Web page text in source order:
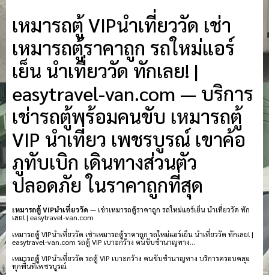
เหมารถตู้ VIPนำเที่ยววัด เช่า
เหมารถตู้ราคาถูก รถใหม่แอร์
เย็น นำเที่ยววัด ทักเลย! |
easytravel-van.com — บริการ
เช่ารถตู้พร้อมคนขับ เหมารถตู้
VIP นำเที่ยว เพชรบูรณ์ เขาค้อ
ภูทับเบิก เดินทางส่วนตัว
ปลอดภัย ในราคาถูกที่สุด
เหมารถตู้ VIPนำเที่ยววัด — เช่าเหมารถตู้ราคาถูก รถใหม่แอร์เย็น นำเที่ยววัด ทัก
เลย! | easytravel-van.com
เหมารถตู้ VIPนำเที่ยววัด เช่าเหมารถตู้ราคาถูก รถใหม่แอร์เย็น นำเที่ยววัด ทักเลย! |
easytravel-van.com รถตู้ VIP เบาะกว้าง คนขับชำนาญทาง…
เหมารถตู้ VIPนำเที่ยววัด รถตู้ VIP เบาะกว้าง คนขับชำนาญทาง บริการครอบคลุม
ทุกพื้นที่เพชรบูรณ์